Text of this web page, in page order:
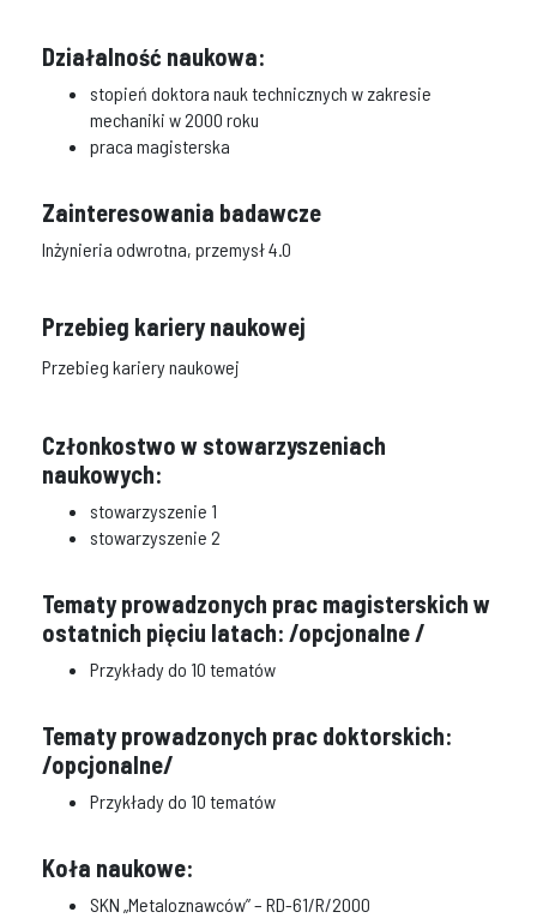
Działalność naukowa:
stopień doktora nauk technicznych w zakresie
mechaniki w 2000 roku
praca magisterska
Zainteresowania badawcze
Inżynieria odwrotna, przemysł 4.0
Przebieg kariery naukowej
Przebieg kariery naukowej
Członkostwo w stowarzyszeniach
naukowych:
stowarzyszenie 1
stowarzyszenie 2
Tematy prowadzonych prac magisterskich w
ostatnich pięciu latach: /opcjonalne /
Przykłady do 10 tematów
Tematy prowadzonych prac doktorskich:
/opcjonalne/
Przykłady do 10 tematów
Koła naukowe:
SKN „Metaloznawców” – RD-61/R/2000